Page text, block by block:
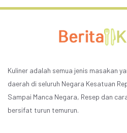
Kuliner adalah semua jenis masakan
daerah di seluruh Negara Kesatuan
Sampai Manca Negara, Resep dan
bersifat turun temurun.